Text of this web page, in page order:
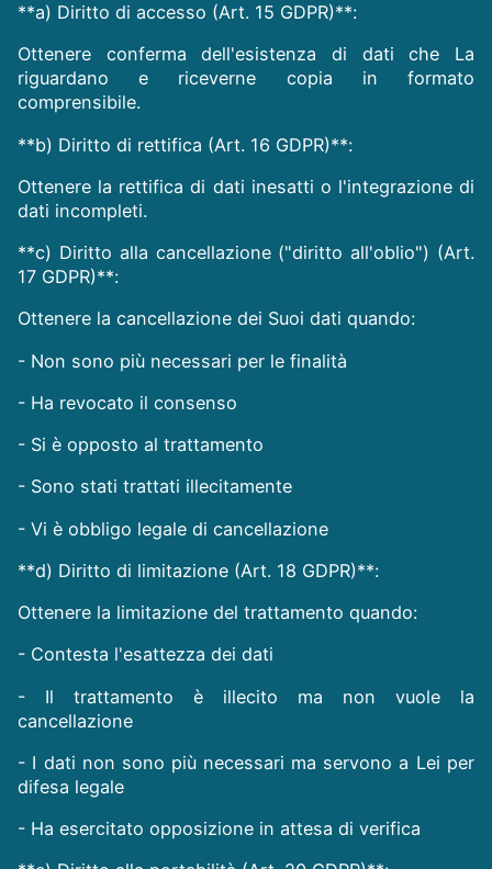
**a) Diritto di accesso (Art. 15 GDPR)**:
Ottenere conferma dell'esistenza di dati che La
riguardano e riceverne copia in formato
comprensibile.
**b) Diritto di rettifica (Art. 16 GDPR)**:
Ottenere la rettifica di dati inesatti o l'integrazione di
dati incompleti.
**c) Diritto alla cancellazione ("diritto all'oblio") (Art.
17 GDPR)**:
Ottenere la cancellazione dei Suoi dati quando:
- Non sono più necessari per le finalità
- Ha revocato il consenso
- Si è opposto al trattamento
- Sono stati trattati illecitamente
- Vi è obbligo legale di cancellazione
**d) Diritto di limitazione (Art. 18 GDPR)**:
Ottenere la limitazione del trattamento quando:
- Contesta l'esattezza dei dati
- Il trattamento è illecito ma non vuole la
cancellazione
- I dati non sono più necessari ma servono a Lei per
difesa legale
- Ha esercitato opposizione in attesa di verifica